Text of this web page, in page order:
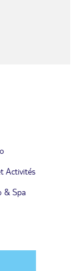
Activités
& Spa